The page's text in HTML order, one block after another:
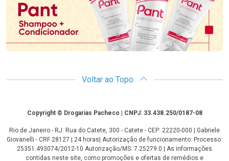
Voltar ao Topo
CopyrightCopyright © Drogarias Pacheco | CNPJ: 33.438.250/0187-08
Rio de Janeiro - RJ: Rua do Catete, 300 - Catete - CEP: 22220-000 | Gabriele
Giovanelli - CRF 28127 | 24 horas| Autorização de funcionamento: Processo:
25351.493074/2012-10 Autorização/MS: 7.25279.0 | As informações
contidas neste site, como promoções e ofertas de remédios e